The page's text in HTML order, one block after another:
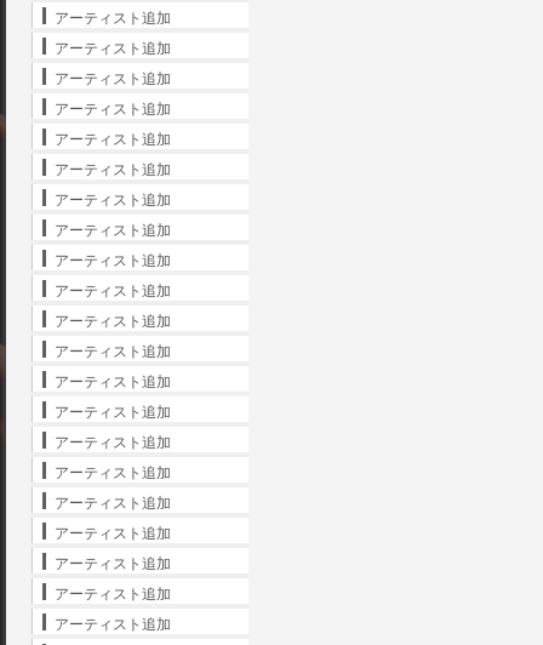
アーティスト追加
アーティスト追加
アーティスト追加
アーティスト追加
アーティスト追加
アーティスト追加
アーティスト追加
アーティスト追加
アーティスト追加
アーティスト追加
アーティスト追加
アーティスト追加
アーティスト追加
アーティスト追加
アーティスト追加
アーティスト追加
アーティスト追加
アーティスト追加
アーティスト追加
アーティスト追加
アーティスト追加